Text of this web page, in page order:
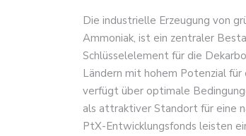
Die industrielle Erzeugung von
Ammoniak, ist ein zentraler
Schlüsselelement für die
Ländern mit hohem Potenzial
verfügt über optimale
als attraktiver Standort für eine
PtX-Entwicklungsfonds leisten